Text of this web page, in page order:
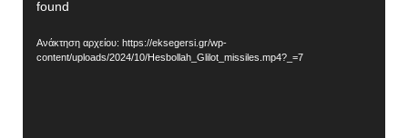
Αναπαραγωγής
Βίντεο
found
Ανάκτηση αρχείου: https://eksegersi.gr/wp-
content/uploads/2024/10/Hesbollah_Glilot_missiles.mp4?_=7